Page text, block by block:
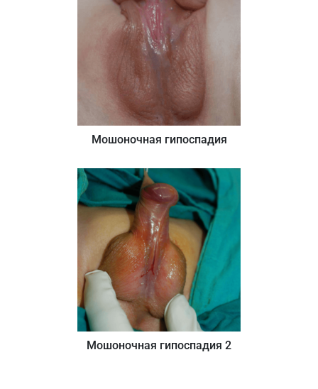
Мошоночная гипоспадия
Мошоночная гипоспадия 2